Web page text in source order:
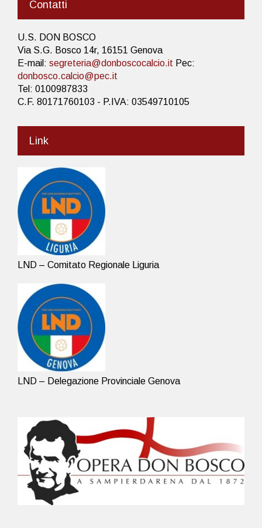
Contatti
U.S. DON BOSCO
Via S.G. Bosco 14r, 16151 Genova
E-mail: segreteria@donboscocalcio.it Pec:
donbosco.calcio@pec.it
Tel: 0100987833
C.F. 80171760103 - P.IVA: 03549710105
Link
LND – Comitato Regionale Liguria
LND – Delegazione Provinciale Genova